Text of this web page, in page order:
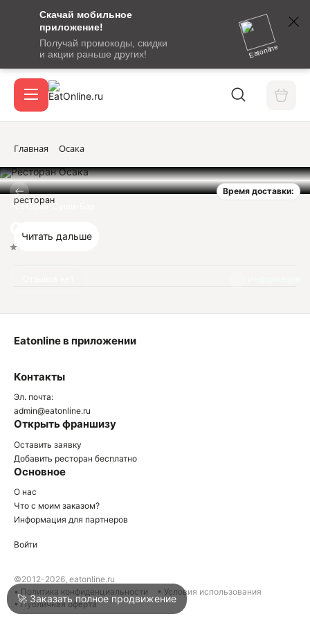
Скачай мобильное
приложение!
Получай промокоды, скидки
и акции раньше других!
Eatonline
сообщение
кодом
подтверждения
Вход / регистрация
Акции
Войти
Написать в техподдержку
Главная Осака
Время доставки:
Ресторан-Суши-Бар
Осака
ресторан
Читать дальше
Контакты
Эл. почта:
admin@eatonline.ru
Открыть франшизу
Оставить заявку
Добавить ресторан бесплатно
Основное
О нас
Что с моим заказом?
Информация для партнеров
Eatonline в приложении
Войти
©2012-2026, eatonline.ru
• Политика конфиденциальности
• Условия использования
• Публичная оферта
🚀 Заказать полное продвижение